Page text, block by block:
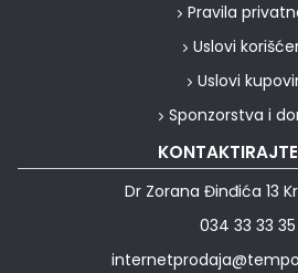
Pravila
Uslovi
Uslovi
Sponzorstva i
Dr Zorana Đinđića 13
034 33 33 35